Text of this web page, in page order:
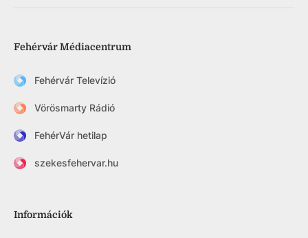
Fehérvár Médiacentrum
Fehérvár Televízió
Vörösmarty Rádió
FehérVár hetilap
szekesfehervar.hu
Információk